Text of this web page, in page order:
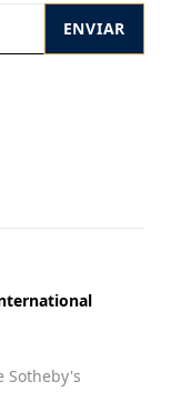
ENVIAR
Sotheby's